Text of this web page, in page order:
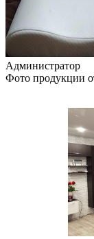
Администратор
Фото продукции